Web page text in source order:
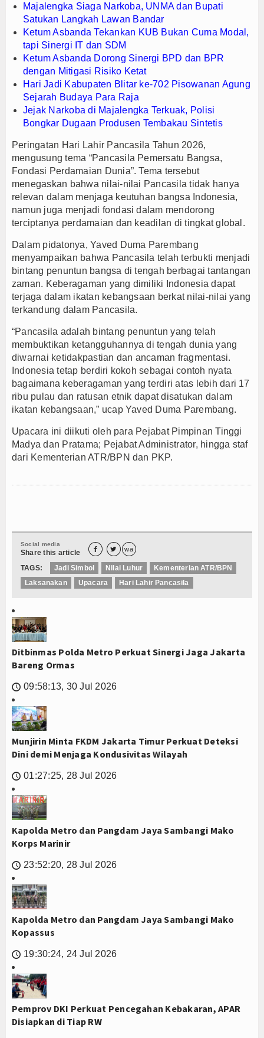
Majalengka Siaga Narkoba, UNMA dan Bupati
Satukan Langkah Lawan Bandar
Ketum Asbanda Tekankan KUB Bukan Cuma Modal,
tapi Sinergi IT dan SDM
Ketum Asbanda Dorong Sinergi BPD dan BPR
dengan Mitigasi Risiko Ketat
Hari Jadi Kabupaten Blitar ke-702 Pisowanan Agung
Sejarah Budaya Para Raja
Jejak Narkoba di Majalengka Terkuak, Polisi
Bongkar Dugaan Produsen Tembakau Sintetis
Peringatan Hari Lahir Pancasila Tahun 2026,
mengusung tema “Pancasila Pemersatu Bangsa,
Fondasi Perdamaian Dunia”. Tema tersebut
menegaskan bahwa nilai-nilai Pancasila tidak hanya
relevan dalam menjaga keutuhan bangsa Indonesia,
namun juga menjadi fondasi dalam mendorong
terciptanya perdamaian dan keadilan di tingkat global.
Dalam pidatonya, Yaved Duma Parembang
menyampaikan bahwa Pancasila telah terbukti menjadi
bintang penuntun bangsa di tengah berbagai tantangan
zaman. Keberagaman yang dimiliki Indonesia dapat
terjaga dalam ikatan kebangsaan berkat nilai-nilai yang
terkandung dalam Pancasila.
“Pancasila adalah bintang penuntun yang telah
membuktikan ketangguhannya di tengah dunia yang
diwarnai ketidakpastian dan ancaman fragmentasi.
Indonesia tetap berdiri kokoh sebagai contoh nyata
bagaimana keberagaman yang terdiri atas lebih dari 17
ribu pulau dan ratusan etnik dapat disatukan dalam
ikatan kebangsaan,” ucap Yaved Duma Parembang.
Upacara ini diikuti oleh para Pejabat Pimpinan Tinggi
Madya dan Pratama; Pejabat Administrator, hingga staf
dari Kementerian ATR/BPN dan PKP.
Social media
Share this article   wa
TAGS: Jadi Simbol Nilai Luhur
Kementerian ATR/BPN
Laksanakan
Upacara Hari Lahir Pancasila
Ditbinmas Polda Metro Perkuat Sinergi Jaga Jakarta
Bareng Ormas
🕔 09:58:13, 30 Jul 2026
Munjirin Minta FKDM Jakarta Timur Perkuat Deteksi
Dini demi Menjaga Kondusivitas Wilayah
🕔 01:27:25, 28 Jul 2026
Kapolda Metro dan Pangdam Jaya Sambangi Mako
Korps Marinir
🕔 23:52:20, 28 Jul 2026
Kapolda Metro dan Pangdam Jaya Sambangi Mako
Kopassus
🕔 19:30:24, 24 Jul 2026
Pemprov DKI Perkuat Pencegahan Kebakaran, APAR
Disiapkan di Tiap RW